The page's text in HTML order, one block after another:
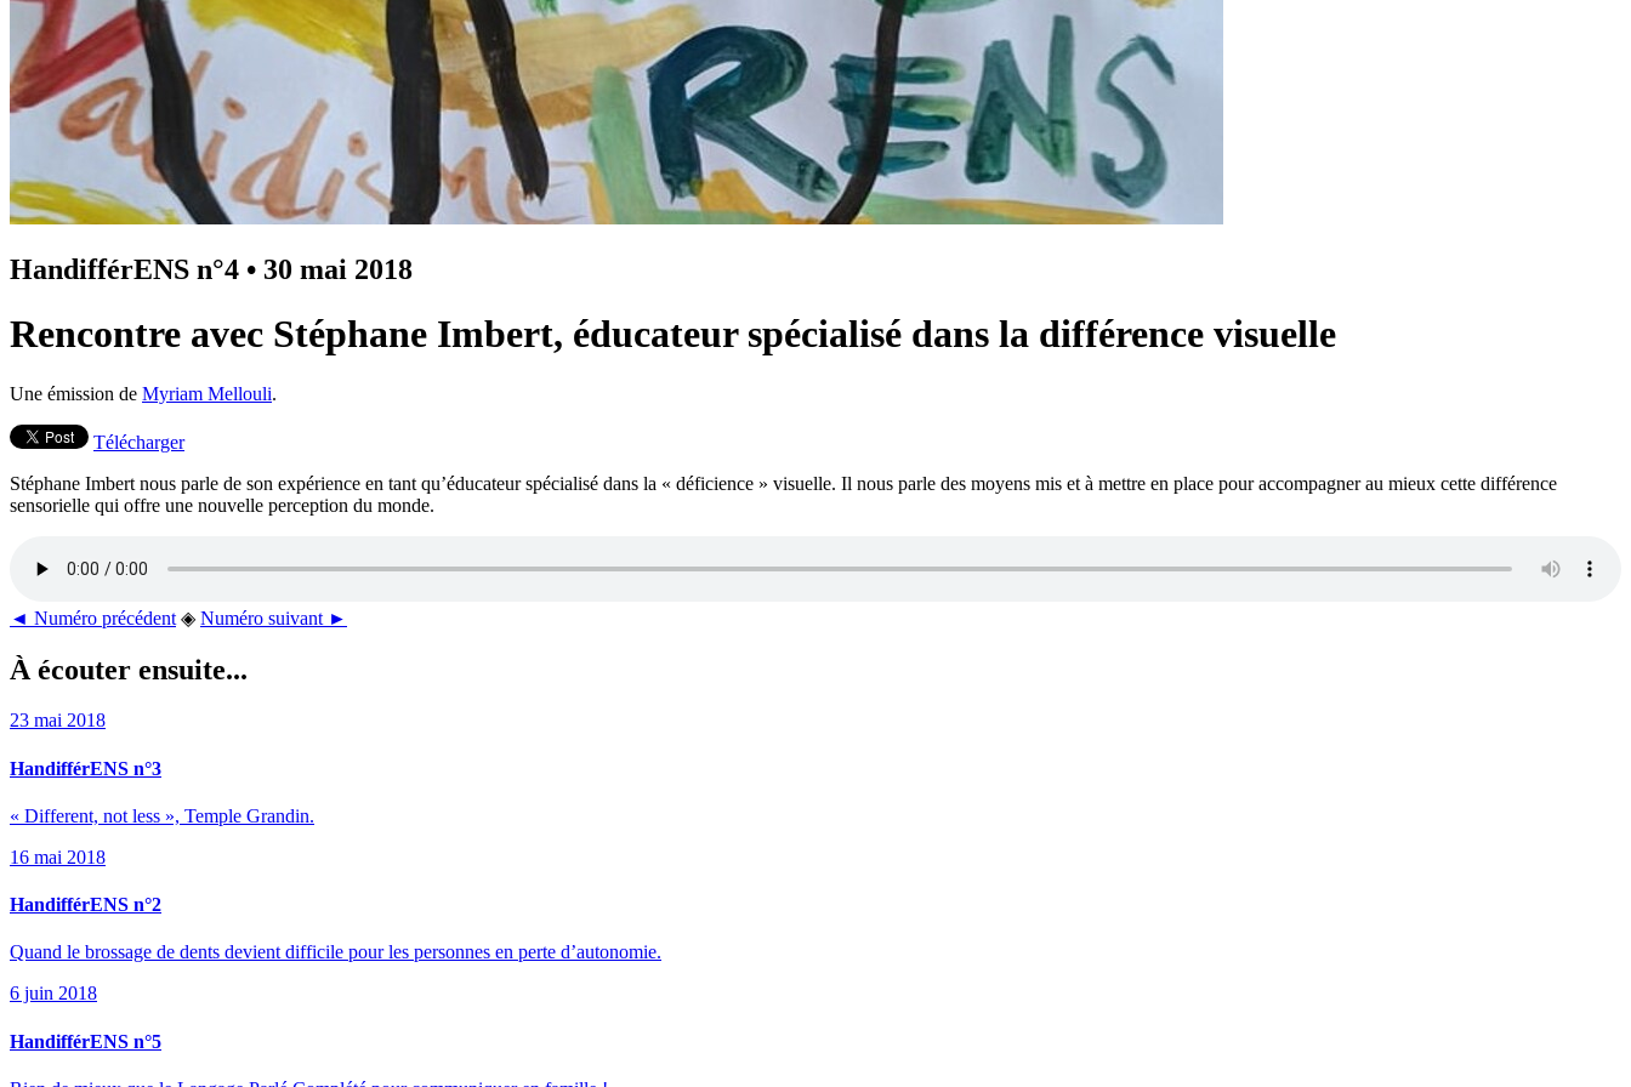
HandifférENS n°4 • 30 mai 2018
Rencontre avec Stéphane Imbert, éducateur spécialisé dans la différence visuelle
Une émission de Myriam Mellouli.
Télécharger
Stéphane Imbert nous parle de son expérience en tant qu’éducateur spécialisé dans la « déficience » visuelle. Il nous parle des moyens mis et à mettre en place pour accompagner au mieux cette différence
sensorielle qui offre une nouvelle perception du monde.
◄ Numéro précédent ◈ Numéro suivant ►
À écouter ensuite...
23 mai 2018
HandifférENS n°3
« Different, not less », Temple Grandin.
16 mai 2018
HandifférENS n°2
Quand le brossage de dents devient difficile pour les personnes en perte d’autonomie.
6 juin 2018
HandifférENS n°5